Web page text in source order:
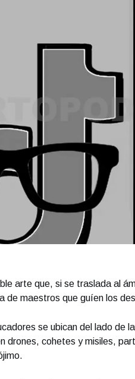
arte que, si se traslada al
de maestros que guíen los
se ubican del lado de
drones, cohetes y misiles,